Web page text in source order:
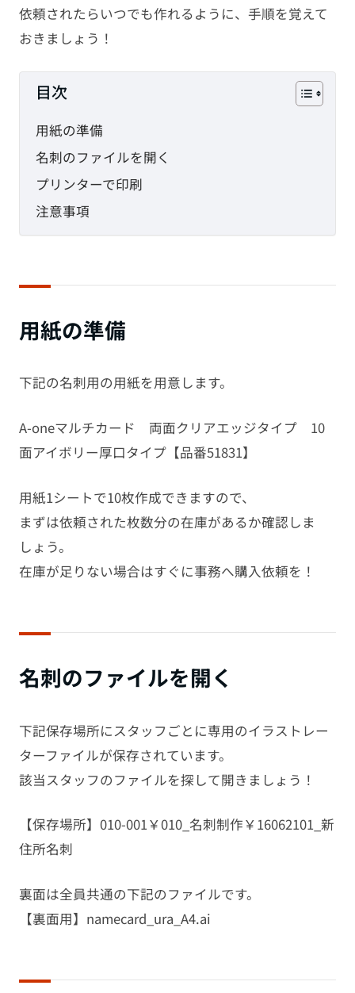
CMS
TAG
HTML
依頼されたらいつでも作れるように、手順を覚えて
おきましょう！
目次
用紙の準備
名刺のファイルを開く
プリンターで印刷
注意事項
用紙の準備
下記の名刺用の用紙を用意します。
A-oneマルチカード 両面クリアエッジタイプ 10
面アイボリー厚口タイプ【品番51831】
用紙1シートで10枚作成できますので、
まずは依頼された枚数分の在庫があるか確認しま
しょう。
在庫が足りない場合はすぐに事務へ購入依頼を！
名刺のファイルを開く
下記保存場所にスタッフごとに専用のイラストレー
ターファイルが保存されています。
該当スタッフのファイルを探して開きましょう！
【保存場所】010-001￥010_名刺制作￥16062101_新
住所名刺
裏面は全員共通の下記のファイルです。
【裏面用】namecard_ura_A4.ai